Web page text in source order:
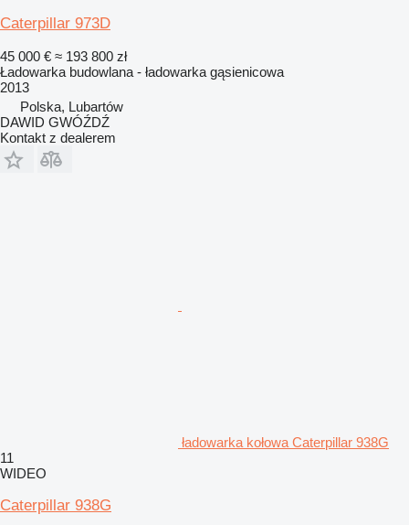
Caterpillar 973D
45 000 € ≈ 193 800 zł
Ładowarka budowlana - ładowarka gąsienicowa
2013
Polska, Lubartów
DAWID GWÓŹDŹ
Kontakt z dealerem
ładowarka kołowa Caterpillar 938G
11
WIDEO
Caterpillar 938G